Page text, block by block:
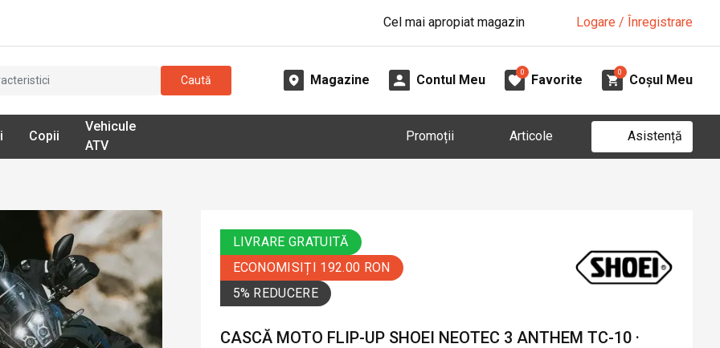
Cel mai apropiat magazin Logare / Înregistrare
Caută Magazine Contul Meu
0
Favorite
0
Coșul Meu
Copii
Vehicule
ATV
Promoții Articole Asistență
LIVRARE GRATUITĂ
ECONOMISIȚI 192.00 RON
5% REDUCERE
CASCĂ MOTO FLIP-UP SHOEI NEOTEC 3 ANTHEM TC-10 ·